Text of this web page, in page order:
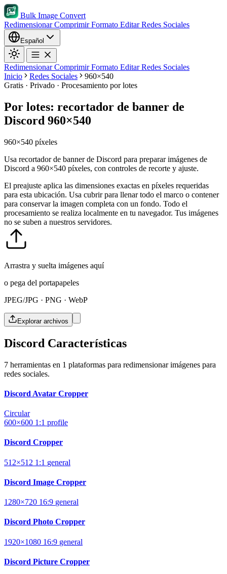
Bulk Image Convert
RedimensionarComprimirFormato EditarRedes Sociales
Español
RedimensionarComprimirFormato EditarRedes Sociales
Inicio
Redes Sociales
960×540
Gratis · Privado · Procesamiento por lotes
Por lotes: recortador de banner de
Discord 960×540
960×540 píxeles
Usa recortador de banner de Discord para preparar imágenes de
Discord a 960×540 píxeles, con controles de recorte y ajuste.
El preajuste aplica las dimensiones exactas en píxeles requeridas
para esta ubicación. Usa cubrir para llenar todo el marco o contener
para conservar la imagen completa con un fondo. Todo el
procesamiento se realiza localmente en tu navegador. Tus imágenes
no se suben a nuestros servidores.
Arrastra y suelta imágenes aquí
o pega del portapapeles
JPEG/JPG · PNG · WebP
Explorar archivos
Discord Características
7 herramientas en 1 plataformas para redimensionar imágenes para
redes sociales.
Discord Avatar Cropper
Circular
600×600 1:1 profile
Discord Cropper
512×512 1:1 general
Discord Image Cropper
1280×720 16:9 general
Discord Photo Cropper
1920×1080 16:9 general
Discord Picture Cropper